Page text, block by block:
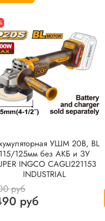
УШМ 20В, BL
115/125мм без АКБ и ЗУ
INGCO CAGLI221153
INDUSTRIAL
руб
руб